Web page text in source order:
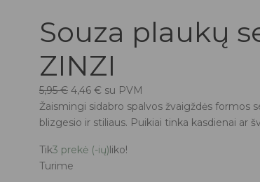
Souza plaukų
ZINZI
5,95€ Original
price
was:
4,46 €Current
price
is:
su PVM
Žaismingi sidabro spalvos žvaigždės formos
blizgesio ir stiliaus. Puikiai tinka kasdienai ar
Tik3 prekė (-ių) liko!
Turime